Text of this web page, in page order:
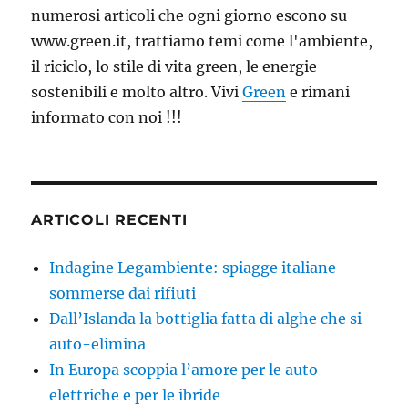
numerosi articoli che ogni giorno escono su
www.green.it, trattiamo temi come l'ambiente,
il riciclo, lo stile di vita green, le energie
sostenibili e molto altro. ViviGreen e rimani
informato con noi !!!
ARTICOLI RECENTI
Indagine Legambiente: spiagge italiane
sommerse dai rifiuti
Dall’Islanda la bottiglia fatta di alghe che si
auto-elimina
In Europa scoppia l’amore per le auto
elettriche e per le ibride